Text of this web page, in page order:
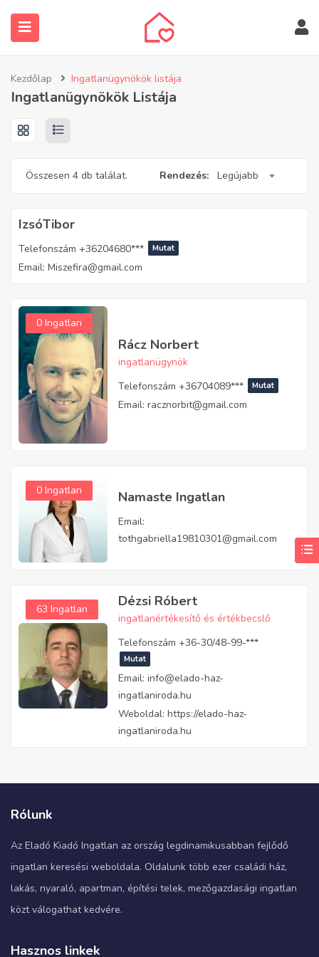
Kezdőlap Ingatlanügynökök listája
Ingatlanügynökök Listája
Összesen 4 db találat. Rendezés: Legújabb
IzsóTibor
Telefonszám +36204680*** Mutat
Email: Miszefira@gmail.com
0 Ingatlan
Rácz Norbert
ingatlanügynök
Telefonszám +36704089*** Mutat
Email: racznorbit@gmail.com
0 Ingatlan Namaste Ingatlan
Email:
tothgabriella19810301@gmail.com
63 Ingatlan Dézsi Róbert
ingatlanértékesítő és értékbecslő
Telefonszám +36-30/48-99-***
Mutat
Email: info@elado-haz-
ingatlaniroda.hu
Weboldal: https://elado-haz-
ingatlaniroda.hu
Rólunk
Az Eladó Kiadó Ingatlan az ország legdinamikusabban fejlődő
ingatlan keresési weboldala. Oldalunk több ezer családi ház,
lakás, nyaraló, apartman, építési telek, mezőgazdasági ingatlan
közt válogathat kedvére.
Hasznos linkek